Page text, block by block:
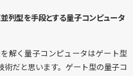
列型を手段とする量子コンピュータ
解く量子コンピュータはゲート型
術だと思います。ゲート型の量子コ